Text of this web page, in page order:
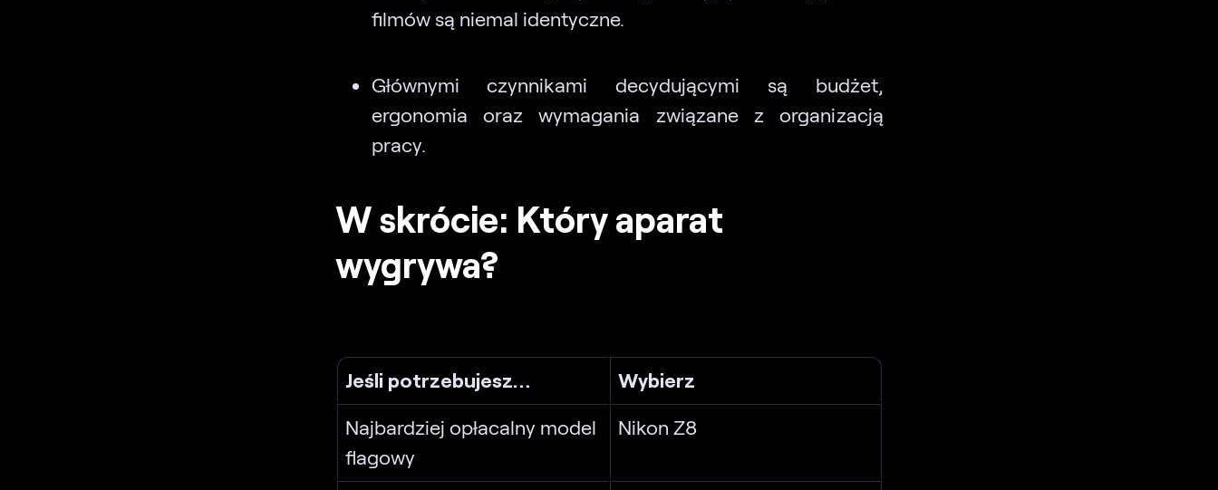
filmów są niemal identyczne.
Głównymi czynnikami decydującymi są budżet,
ergonomia oraz wymagania związane z organizacją
pracy.
W skrócie: Który aparat
wygrywa?
Jeśli potrzebujesz…
Wybierz
Najbardziej opłacalny model
flagowy
Nikon Z8